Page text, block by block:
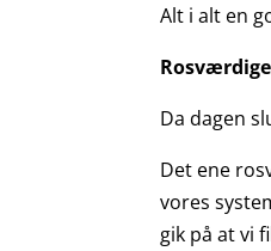
Alt i alt en
Da dagen
Det ene
vores
gik på at vi